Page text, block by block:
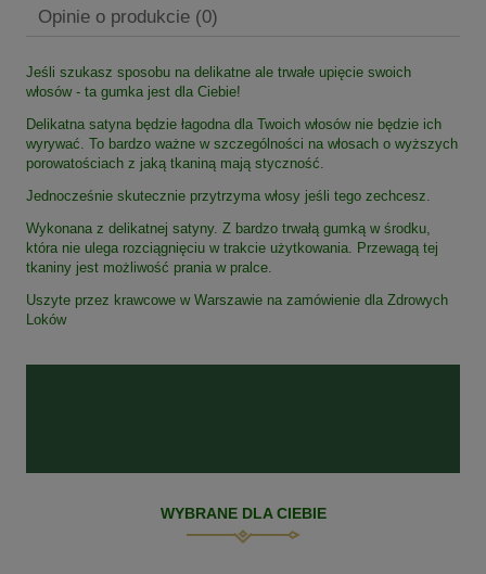
Opinie o produkcie (0)
Jeśli szukasz sposobu na delikatne ale trwałe upięcie swoich
włosów - ta gumka jest dla Ciebie!
Delikatna satyna będzie łagodna dla Twoich włosów nie będzie ich
wyrywać. To bardzo ważne w szczególności na włosach o wyższych
porowatościach z jaką tkaniną mają styczność.
Jednocześnie skutecznie przytrzyma włosy jeśli tego zechcesz.
Wykonana z delikatnej satyny. Z bardzo trwałą gumką w środku,
która nie ulega rozciągnięciu w trakcie użytkowania. Przewagą tej
tkaniny jest możliwość prania w pralce.
Uszyte przez krawcowe w Warszawie na zamówienie dla Zdrowych
Loków
WYBRANE DLA CIEBIE